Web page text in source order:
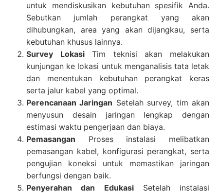
untuk mendiskusikan kebutuhan spesifik Anda.
Sebutkan jumlah perangkat yang akan
dihubungkan, area yang akan dijangkau, serta
kebutuhan khusus lainnya.
Survey LokasiTim teknisi akan melakukan
kunjungan ke lokasi untuk menganalisis tata letak
dan menentukan kebutuhan perangkat keras
serta jalur kabel yang optimal.
Perencanaan Jaringan Setelah survey, tim akan
menyusun desain jaringan lengkap dengan
estimasi waktu pengerjaan dan biaya.
Pemasangan Proses instalasi melibatkan
pemasangan kabel, konfigurasi perangkat, serta
pengujian koneksi untuk memastikan jaringan
berfungsi dengan baik.
Penyerahan dan EdukasiSetelah instalasi